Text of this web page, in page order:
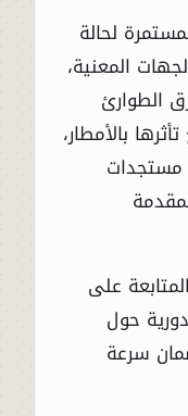
لحالة
المعنية،
الطوارئ
بالأمطار،
مستجدات
على
حول
سرعة